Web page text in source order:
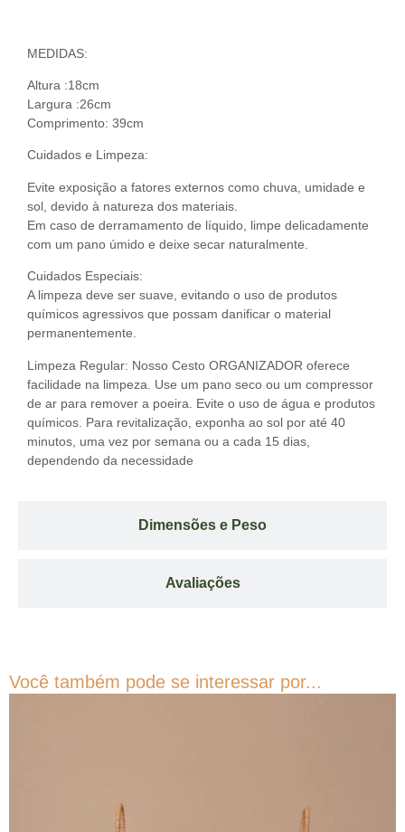
Dimensões e Peso
Avaliações
MEDIDAS:
Altura :18cm
Largura :26cm
Comprimento: 39cm
Cuidados e Limpeza:
Evite exposição a fatores externos como chuva, umidade e
sol, devido à natureza dos materiais.
Em caso de derramamento de líquido, limpe delicadamente
com um pano úmido e deixe secar naturalmente.
Cuidados Especiais:
A limpeza deve ser suave, evitando o uso de produtos
químicos agressivos que possam danificar o material
permanentemente.
Limpeza Regular: Nosso Cesto ORGANIZADOR oferece
facilidade na limpeza. Use um pano seco ou um compressor
de ar para remover a poeira. Evite o uso de água e produtos
químicos. Para revitalização, exponha ao sol por até 40
minutos, uma vez por semana ou a cada 15 dias,
dependendo da necessidade
Você também pode se interessar por...